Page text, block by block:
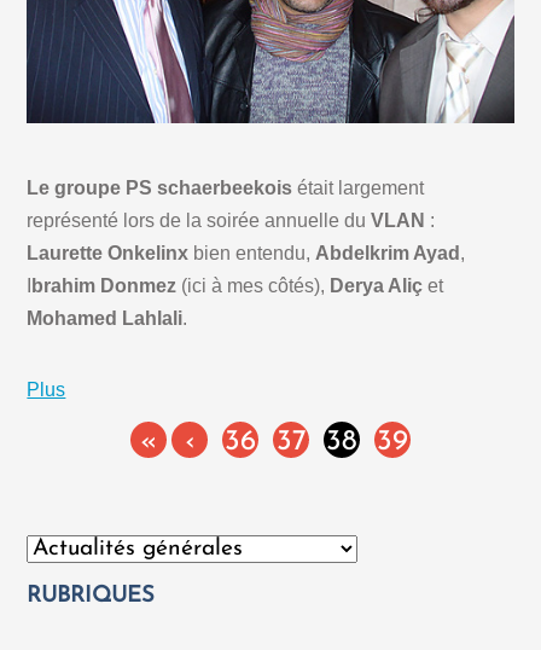
Le groupe PS schaerbeekoisétait largement
représenté lors de la soirée annuelle duVLAN :
Laurette Onkelinx bien entendu, Abdelkrim Ayad ,
brahim Donmez (ici à mes côtés), Derya Aliç et
Mohamed Lahlali.
Plus
« ‹ 36 37 38 39
Catégories
RUBRIQUES